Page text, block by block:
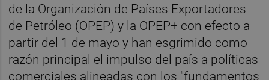
de la Organización de Países Exportadores
de Petróleo (OPEP) y la OPEP+ con efecto a
partir del 1 de mayo y han esgrimido como
razón principal el impulso del país a políticas
comerciales alineadas con los "fundamentos